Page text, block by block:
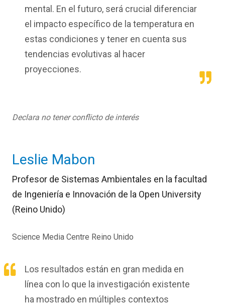
mental. En el futuro, será crucial diferenciar
el impacto específico de la temperatura en
estas condiciones y tener en cuenta sus
tendencias evolutivas al hacer
proyecciones.
Declara no tener conflicto de interés
Leslie Mabon
Profesor de Sistemas Ambientales en la facultad
de Ingeniería e Innovación de la Open University
(Reino Unido)
Science Media Centre Reino Unido
Los resultados están en gran medida en
línea con lo que la investigación existente
ha mostrado en múltiples contextos